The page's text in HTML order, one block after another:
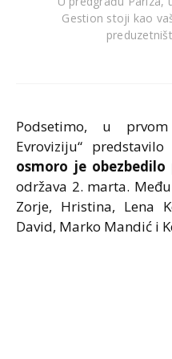
Gestion stoji kao
Podsetimo, u
Evroviziju“
osmoro je
održava 2. marta.
Zorje, Hristina, Lena
David, Marko Mandić i